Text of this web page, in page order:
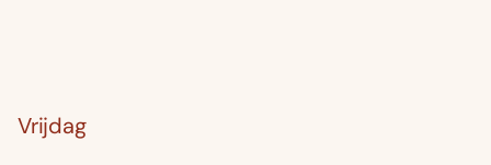
Vrijdag